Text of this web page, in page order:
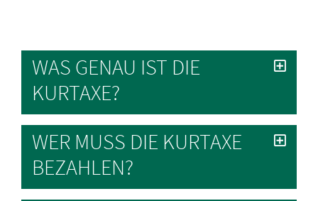
WAS GENAU IST DIE
KURTAXE?
WER MUSS DIE KURTAXE
BEZAHLEN?